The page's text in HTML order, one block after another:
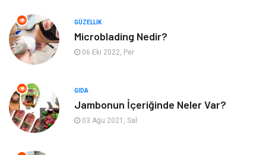
Yeme İçme
Organizasyon
Moda
Emlak Spor
GÜZELLIK
Microblading Nedir?
06 Eki 2022, Per
GIDA
Jambonun İçeriğinde Neler Var?
03 Ağu 2021, Sal